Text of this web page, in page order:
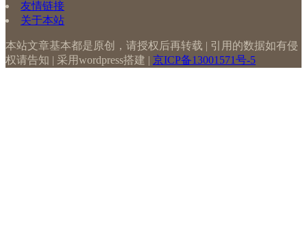
友情链接
关于本站
本站文章基本都是原创，请授权后再转载 | 引用的数据如有侵
权请告知 | 采用wordpress搭建 | 京ICP备13001571号-5